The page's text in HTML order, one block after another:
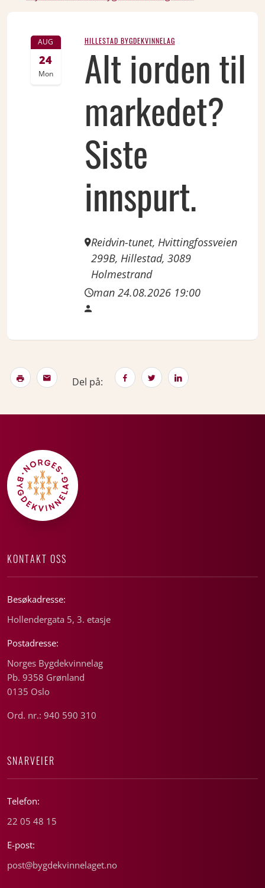
AUG
24
Mon
HILLESTAD BYGDEKVINNELAG
Alt iorden til
markedet?
Siste
innspurt.
Reidvin-tunet, Hvittingfossveien
299B, Hillestad, 3089
Holmestrand
man 24.08.2026 19:00
Del på:
KONTAKT OSS
Besøkadresse:
Hollendergata 5, 3. etasje
Postadresse:
Norges Bygdekvinnelag
Pb. 9358 Grønland
0135 Oslo
Ord. nr.: 940 590 310
SNARVEIER
Telefon:
22 05 48 15
E-post:
post@bygdekvinnelaget.no